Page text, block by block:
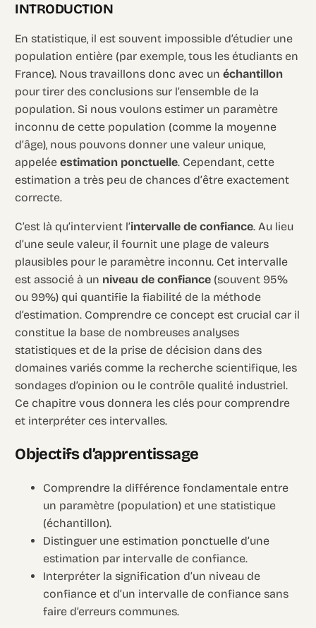
INTRODUCTION
En statistique, il est souvent impossible d’étudier une
population entière (par exemple, tous les étudiants en
France). Nous travaillons donc avec unéchantillon
pour tirer des conclusions sur l’ensemble de la
population. Si nous voulons estimer un paramètre
inconnu de cette population (comme la moyenne
d’âge), nous pouvons donner une valeur unique,
appeléeestimation ponctuelle. Cependant, cette
estimation a très peu de chances d’être exactement
correcte.
C’est là qu’intervient l’intervalle de confiance. Au lieu
d’une seule valeur, il fournit une plage de valeurs
plausibles pour le paramètre inconnu. Cet intervalle
est associé à un niveau de confiance (souvent 95%
ou 99%) qui quantifie la fiabilité de la méthode
d’estimation. Comprendre ce concept est crucial car il
constitue la base de nombreuses analyses
statistiques et de la prise de décision dans des
domaines variés comme la recherche scientifique, les
sondages d’opinion ou le contrôle qualité industriel.
Ce chapitre vous donnera les clés pour comprendre
et interpréter ces intervalles.
Objectifs d’apprentissage
Comprendre la différence fondamentale entre
un paramètre (population) et une statistique
(échantillon).
Distinguer une estimation ponctuelle d’une
estimation par intervalle de confiance.
Interpréter la signification d’un niveau de
confiance et d’un intervalle de confiance sans
faire d’erreurs communes.